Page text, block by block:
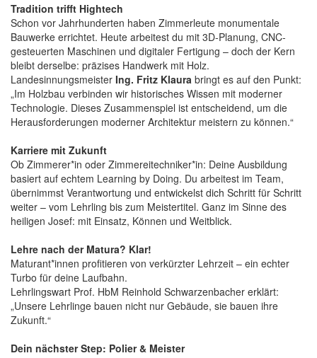
Tradition trifft Hightech
Schon vor Jahrhunderten haben Zimmerleute monumentale
Bauwerke errichtet. Heute arbeitest du mit 3D-Planung, CNC-
gesteuerten Maschinen und digitaler Fertigung – doch der Kern
bleibt derselbe: präzises Handwerk mit Holz.
Landesinnungsmeister Ing. Fritz Klaura bringt es auf den Punkt:
„Im Holzbau verbinden wir historisches Wissen mit moderner
Technologie. Dieses Zusammenspiel ist entscheidend, um die
Herausforderungen moderner Architektur meistern zu können.“
Karriere mit Zukunft
Ob Zimmerer*in oder Zimmereitechniker*in: Deine Ausbildung
basiert auf echtem Learning by Doing. Du arbeitest im Team,
übernimmst Verantwortung und entwickelst dich Schritt für Schritt
weiter – vom Lehrling bis zum Meistertitel. Ganz im Sinne des
heiligen Josef: mit Einsatz, Können und Weitblick.
Lehre nach der Matura? Klar!
Maturant*innen profitieren von verkürzter Lehrzeit – ein echter
Turbo für deine Laufbahn.
Lehrlingswart Prof. HbM Reinhold Schwarzenbacher erklärt:
„Unsere Lehrlinge bauen nicht nur Gebäude, sie bauen ihre
Zukunft.“
Dein nächster Step: Polier & Meister